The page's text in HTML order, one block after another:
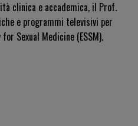
clinica e accademica, il Prof.
e programmi televisivi per
Sexual Medicine (ESSM).